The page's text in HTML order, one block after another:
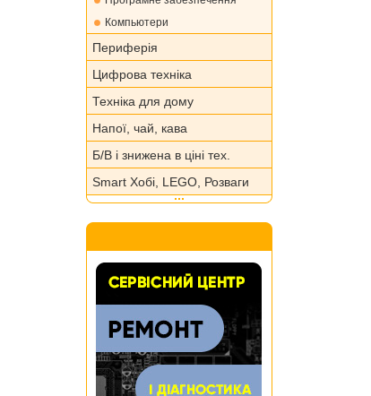
Компьютери
Периферія
Цифрова техніка
Техніка для дому
Напої, чай, кава
Б/В і знижена в ціні тех.
Smart Хобі, LEGO, Розваги